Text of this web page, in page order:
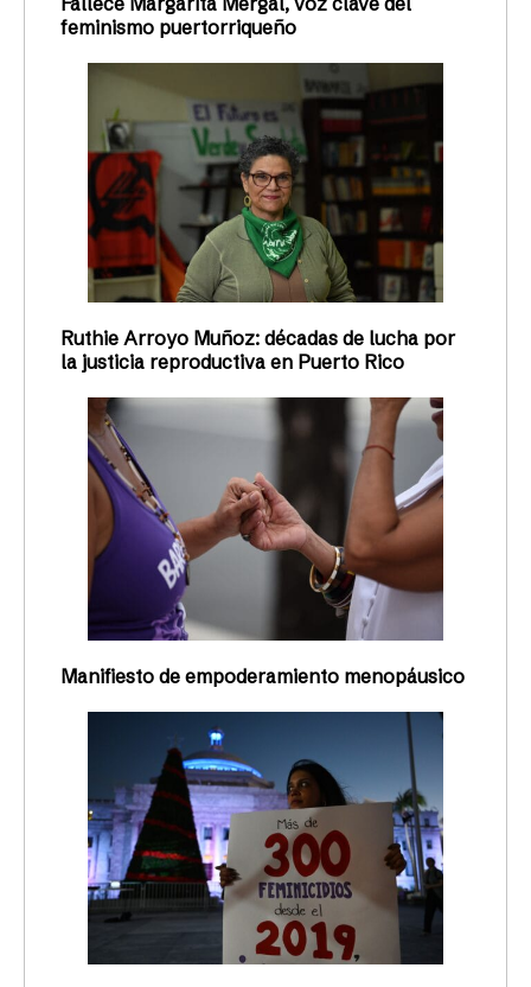
feminismo puertorriqueño
Ruthie Arroyo Muñoz: décadas de lucha por
la justicia reproductiva en Puerto Rico
Manifiesto de empoderamiento menopáusico